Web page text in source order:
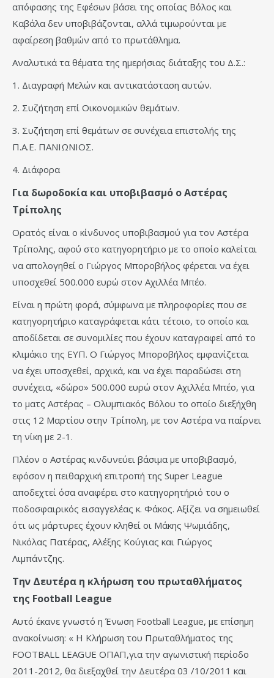
απόφασης της Εφέσων βάσει της οποίας Βόλος και
Καβάλα δεν υποβιβάζονται, αλλά τιμωρούνται με
αφαίρεση βαθμών από το πρωτάθλημα.
Αναλυτικά τα θέματα της ημερήσιας διάταξης του Δ.Σ.:
1. Διαγραφή Μελών και αντικατάσταση αυτών.
2. Συζήτηση επί Οικονομικών θεμάτων.
3. Συζήτηση επί θεμάτων σε συνέχεια επιστολής της
Π.Α.Ε. ΠΑΝΙΩΝΙΟΣ.
4. Διάφορα
Για δωροδοκία και υποβιβασμό ο Αστέρας
Τρίπολης
Ορατός είναι ο κίνδυνος υποβιβασμού για τον Αστέρα
Τρίπολης, αφού στο κατηγορητήριο με το οποίο καλείται
να απολογηθεί ο Γιώργος Μποροβήλος φέρεται να έχει
υποσχεθεί 500.000 ευρώ στον Αχιλλέα Μπέο.
Είναι η πρώτη φορά, σύμφωνα με πληροφορίες που σε
κατηγορητήριο καταγράφεται κάτι τέτοιο, το οποίο και
αποδίδεται σε συνομιλίες που έχουν καταγραφεί από το
κλιμάκιο της ΕΥΠ. Ο Γιώργος Μποροβήλος εμφανίζεται
να έχει υποσχεθεί, αρχικά, και να έχει παραδώσει στη
συνέχεια, «δώρο» 500.000 ευρώ στον Αχιλλέα Μπέο, για
το ματς Αστέρας – Ολυμπιακός Βόλου το οποίο διεξήχθη
στις 12 Μαρτίου στην Τρίπολη, με τον Αστέρα να παίρνει
τη νίκη με 2-1.
Πλέον ο Αστέρας κινδυνεύει βάσιμα με υποβιβασμό,
εφόσον η πειθαρχική επιτροπή της Super League
αποδεχτεί όσα αναφέρει στο κατηγορητήριό του ο
ποδοσφαιρικός εισαγγελέας κ. Φάκος. Αξίζει να σημειωθεί
ότι ως μάρτυρες έχουν κληθεί οι Μάκης Ψωμιάδης,
Νικόλας Πατέρας, Αλέξης Κούγιας και Γιώργος
Λιμπάντζης.
Την Δευτέρα η κλήρωση του πρωταθλήματος
της Football League
Αυτό έκανε γνωστό η Ένωση Football League, με επίσημη
ανακοίνωση: « Η Κλήρωση του Πρωταθλήματος της
FOOTBALL LEAGUE ΟΠΑΠ,για την αγωνιστική περίοδο
2011-2012, θα διεξαχθεί την Δευτέρα 03 /10/2011 και